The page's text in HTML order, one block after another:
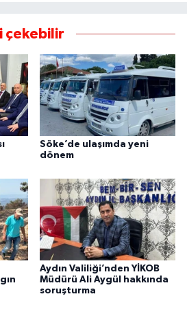
çekebilir
Söke’de ulaşımda yeni
dönem
Aydın Valiliği’nden YİKOB
Müdürü Ali Aygül hakkında
soruşturma